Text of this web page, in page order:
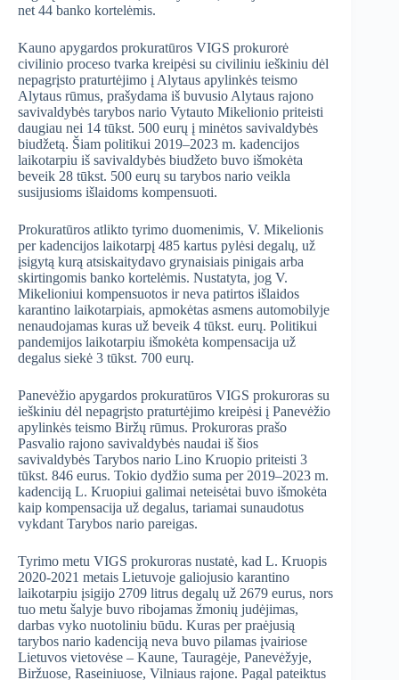
net 44 banko kortelėmis.
Kauno apygardos prokuratūros VIGS prokurorė
civilinio proceso tvarka kreipėsi su civiliniu ieškiniu dėl
nepagrįsto praturtėjimo į Alytaus apylinkės teismo
Alytaus rūmus, prašydama iš buvusio Alytaus rajono
savivaldybės tarybos nario Vytauto Mikelionio priteisti
daugiau nei 14 tūkst. 500 eurų į minėtos savivaldybės
biudžetą. Šiam politikui 2019–2023 m. kadencijos
laikotarpiu iš savivaldybės biudžeto buvo išmokėta
beveik 28 tūkst. 500 eurų su tarybos nario veikla
susijusioms išlaidoms kompensuoti.
Prokuratūros atlikto tyrimo duomenimis, V. Mikelionis
per kadencijos laikotarpį 485 kartus pylėsi degalų, už
įsigytą kurą atsiskaitydavo grynaisiais pinigais arba
skirtingomis banko kortelėmis. Nustatyta, jog V.
Mikelioniui kompensuotos ir neva patirtos išlaidos
karantino laikotarpiais, apmokėtas asmens automobilyje
nenaudojamas kuras už beveik 4 tūkst. eurų. Politikui
pandemijos laikotarpiu išmokėta kompensacija už
degalus siekė 3 tūkst. 700 eurų.
Panevėžio apygardos prokuratūros VIGS prokuroras su
ieškiniu dėl nepagrįsto praturtėjimo kreipėsi į Panevėžio
apylinkės teismo Biržų rūmus. Prokuroras prašo
Pasvalio rajono savivaldybės naudai iš šios
savivaldybės Tarybos nario Lino Kruopio priteisti 3
tūkst. 846 eurus. Tokio dydžio suma per 2019–2023 m.
kadenciją L. Kruopiui galimai neteisėtai buvo išmokėta
kaip kompensacija už degalus, tariamai sunaudotus
vykdant Tarybos nario pareigas.
Tyrimo metu VIGS prokuroras nustatė, kad L. Kruopis
2020-2021 metais Lietuvoje galiojusio karantino
laikotarpiu įsigijo 2709 litrus degalų už 2679 eurus, nors
tuo metu šalyje buvo ribojamas žmonių judėjimas,
darbas vyko nuotoliniu būdu. Kuras per praėjusią
tarybos nario kadenciją neva buvo pilamas įvairiose
Lietuvos vietovėse – Kaune, Tauragėje, Panevėžyje,
Biržuose, Raseiniuose, Vilniaus rajone. Pagal pateiktus